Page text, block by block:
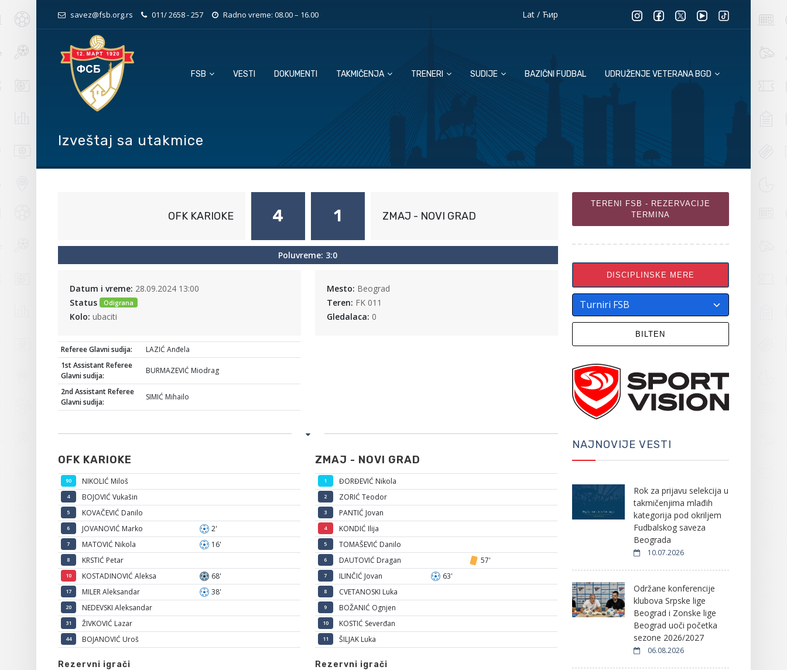
savez@fsb.org.rs 011/ 2658 - 257 Radno vreme: 08.00 – 16.00 Lat/ Ћир
FSB VESTI DOKUMENTI TAKMIČENJA TRENERI SUDIJE BAZIČNI FUDBAL UDRUŽENJE VETERANA BGD
Izveštaj sa utakmice
OFK KARIOKE 4 1 ZMAJ - NOVI GRAD
Poluvreme: 3:0
Datum i vreme: 28.09.2024 13:00
Status
Odigrana
Kolo: ubaciti
Mesto: Beograd
Teren: FK 011
Gledalaca: 0
Referee Glavni sudija:
LAZIĆ Anđela
1st Assistant Referee
Glavni sudija:
BURMAZEVIĆ Miodrag
2nd Assistant Referee
Glavni sudija:
SIMIĆ Mihailo
OFK KARIOKE
90 NIKOLIĆ Miloš
4 BOJOVIĆ Vukašin
5 KOVAČEVIĆ Danilo
6 JOVANOVIĆ Marko 2'
7 MATOVIĆ Nikola 16'
8 KRSTIĆ Petar
10 KOSTADINOVIĆ Aleksa 68'
17 MILER Aleksandar 38'
20 NEDEVSKI Aleksandar
31 ŽIVKOVIĆ Lazar
44 BOJANOVIĆ Uroš
Rezervni igrači
ZMAJ - NOVI GRAD
1 ĐORĐEVIĆ Nikola
2 ZORIĆ Teodor
3 PANTIĆ Jovan
4 KONDIĆ Ilija
5 TOMAŠEVIĆ Danilo
6 DAUTOVIĆ Dragan 57'
7 ILINČIĆ Jovan 63'
8 CVETANOSKI Luka
9 BOŽANIĆ Ognjen
10 KOSTIĆ Severđan
11 ŠILJAK Luka
Rezervni igrači
TERENI FSB - REZERVACIJE
TERMINA
DISCIPLINSKE MERE
BILTEN
NAJNOVIJE VESTI
Rok za prijavu selekcija u
takmičenjima mlađih
kategorija pod okriljem
Fudbalskog saveza
Beograda
10.07.2026
Održane konferencije
klubova Srpske lige
Beograd i Zonske lige
Beograd uoči početka
sezone 2026/2027
06.08.2026